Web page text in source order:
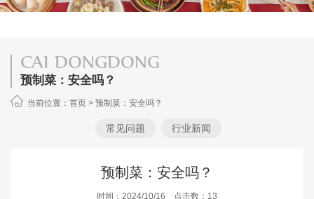
CAI DONGDONG
预制菜：安全吗？
当前位置： 首页 > 预制菜：安全吗？
常见问题 行业新闻
预制菜：安全吗？
时间：2024/10/16 点击数：13